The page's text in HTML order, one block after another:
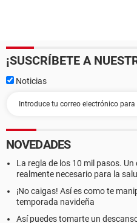
¡SUSCRÍBETE A
Noticias
NOVEDADES
La regla de los 10 mil pasos.
realmente necesario para la
¡No caigas! Así es como te
temporada navideña
Así puedes tomarte un